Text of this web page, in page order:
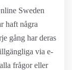
Sweden
haft några
gång har deras
via e-
frågor eller